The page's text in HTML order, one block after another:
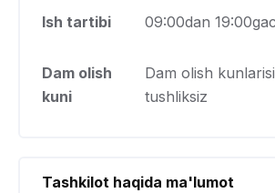
Ish tartibi 09:00dan
Dam olish
kuni
Dam olish
tushliksiz
Tashkilot haqida ma'lumot